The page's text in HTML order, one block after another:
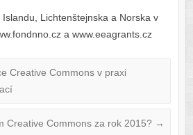
Lichtenštejnska a Norska v
a www.eeagrants.cz
Creative Commons v praxi
Creative Commons za rok 2015? →